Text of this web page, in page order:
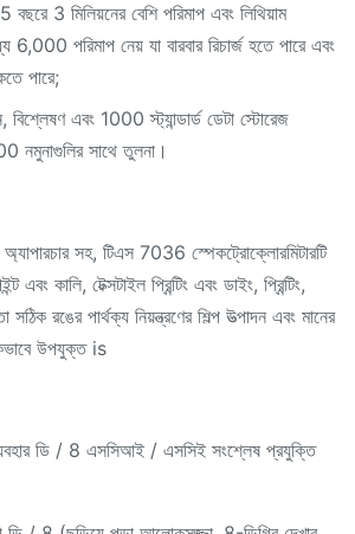
3 মিলিয়নের বেশি পরিমাপ এবং লিথিয়াম
6,000 পরিমাপ নেয় যা বারবার রিচার্জ হতে পারে এবং
পারে;
এবং 1000 স্ট্যান্ডার্ড ডেটা স্টোরেজ
নমুনাগুলির সাথে তুলনা।
সহ, টিএস 7036 স্পেকট্রোক্লোরমিটারটি
এবং কালি, টেক্সটাইল প্রিন্টিং এবং ডাইং, প্রিন্টিং,
সঠিক রঙের পার্থক্য নিয়ন্ত্রণের শিল্প উত্পাদন এবং মানের
উপযুক্ত is
ডি / 8 এসসিআই / এসসিই সংশ্লেষ প্রযুক্তি